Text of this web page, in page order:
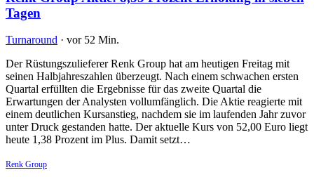
Tagen
Turnaround · vor 52 Min.
Der Rüstungszulieferer Renk Group hat am heutigen Freitag mit
seinen Halbjahreszahlen überzeugt. Nach einem schwachen ersten
Quartal erfüllten die Ergebnisse für das zweite Quartal die
Erwartungen der Analysten vollumfänglich. Die Aktie reagierte mit
einem deutlichen Kursanstieg, nachdem sie im laufenden Jahr zuvor
unter Druck gestanden hatte. Der aktuelle Kurs von 52,00 Euro liegt
heute 1,38 Prozent im Plus. Damit setzt…
Renk Group